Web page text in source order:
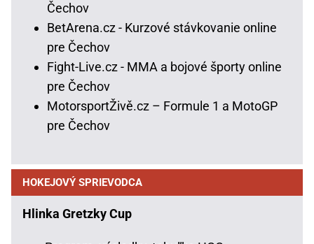
Čechov
BetArena.cz - Kurzové stávkovanie online
pre Čechov
Fight-Live.cz - MMA a bojové športy online
pre Čechov
MotorsportŽivě.cz – Formule 1 a MotoGP
pre Čechov
HOKEJOVÝ SPRIEVODCA
Hlinka Gretzky Cup